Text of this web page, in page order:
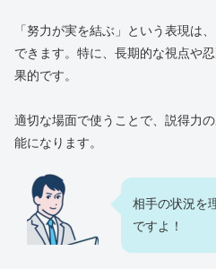
「努力が実を結ぶ」という表現は
できます。特に、長期的な視点や
果的です。
適切な場面で使うことで、説得力
能になります。
相手の状況を
ですよ！